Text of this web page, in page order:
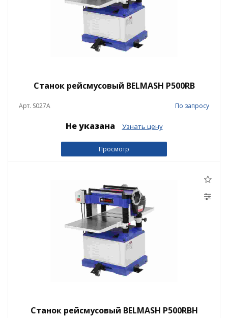
Станок рейсмусовый BELMASH P500RB
Арт. S027A По запросу
Не указана Узнать цену
Просмотр
Станок рейсмусовый BELMASH P500RBH